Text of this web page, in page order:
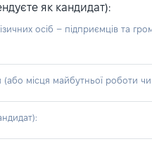
як кандидат):
осіб – підприємців та
місця майбутньої роботи
: